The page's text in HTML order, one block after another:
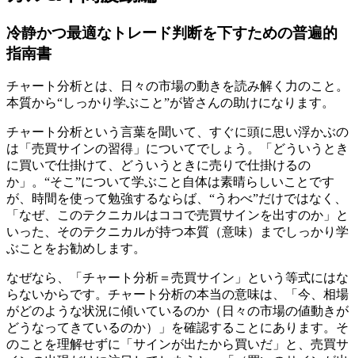
冷静かつ最適なトレード判断を下すための普遍的
指南書
チャート分析とは、日々の市場の動きを読み解く力のこと。
本質から“しっかり学ぶこと”が皆さんの助けになります。
チャート分析という言葉を聞いて、すぐに頭に思い浮かぶの
は「売買サインの習得」についてでしょう。「どういうとき
に買いで仕掛けて、どういうときに売りで仕掛けるの
か」。“そこ”について学ぶこと自体は素晴らしいことです
が、時間を使って勉強するならば、“うわべ”だけではなく、
「なぜ、このテクニカルはココで売買サインを出すのか」と
いった、そのテクニカルが持つ本質（意味）までしっかり学
ぶことをお勧めします。
なぜなら、「チャート分析＝売買サイン」という等式にはな
らないからです。チャート分析の本当の意味は、「今、相場
がどのような状況に傾いているのか（日々の市場の値動きが
どうなってきているのか）」を確認することにあります。そ
のことを理解せずに「サインが出たから買いだ」と、売買サ